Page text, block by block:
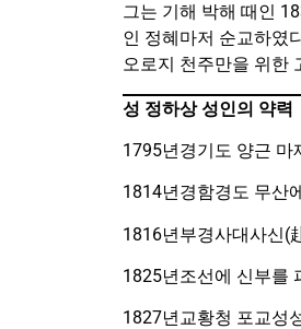
그는 기해 박해 때인
인 정혜마저 순교하였
오로지 천주만을 위한
성 정하상 성인의 약력
1795년경기도 양근 마
1814년경함경도 무산
1816년부경사대사신(
1825년조선에 신부를
1827년교황청 포교성